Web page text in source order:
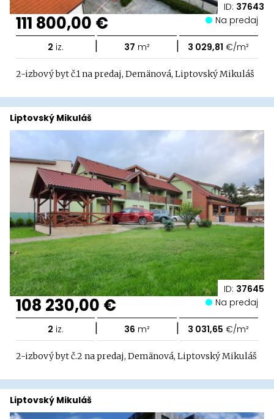
ID: 37643
111 800,00 € Na predaj
2 iz. | 37 m² | 3 029,81 €/m²
2-izbový byt č.1 na predaj, Demänová, Liptovský Mikuláš
ID: 37645
Liptovský Mikuláš
108 230,00 € Na predaj
2 iz. | 36 m² | 3 031,65 €/m²
2-izbový byt č.2 na predaj, Demänová, Liptovský Mikuláš
Liptovský Mikuláš